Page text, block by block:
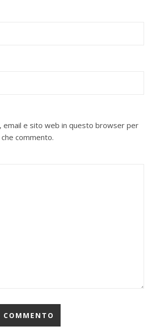
email e sito web in questo browser per
commento.